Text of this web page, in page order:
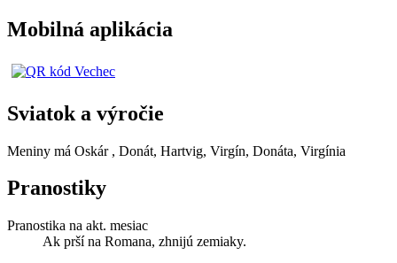
Mobilná aplikácia
Sviatok a výročie
Meniny má Oskár , Donát, Hartvig, Virgín, Donáta, Virgínia
Pranostiky
Pranostika na akt. mesiac
Ak prší na Romana, zhnijú zemiaky.